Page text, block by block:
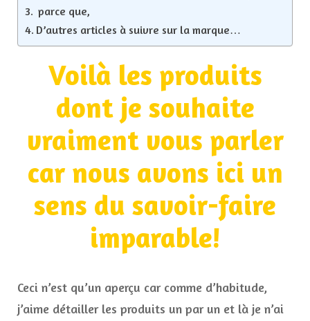
parce que,
D’autres articles à suivre sur la marque…
Voilà les produits
dont je souhaite
vraiment vous parler
car nous avons ici un
sens du savoir-faire
imparable!
Ceci n’est qu’un aperçu car comme d’habitude,
j’aime détailler les produits un par un et là je n’ai